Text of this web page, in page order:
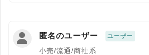
匿名のユーザー ユーザー
小売/流通/商社系